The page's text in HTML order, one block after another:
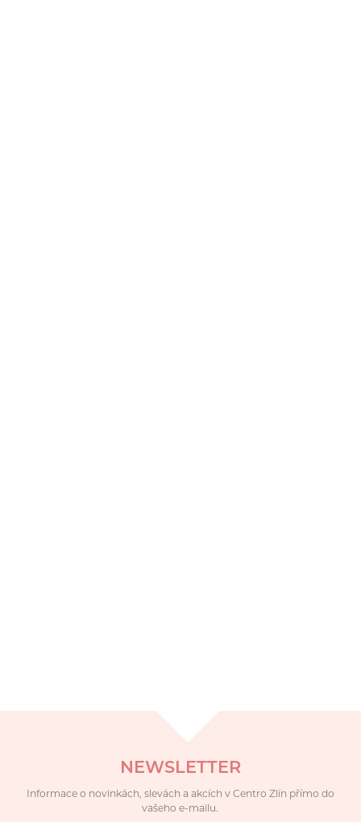
NEWSLETTER
Informace o novinkách, slevách a akcích v Centro Zlín přímo do
vašeho e-mailu.